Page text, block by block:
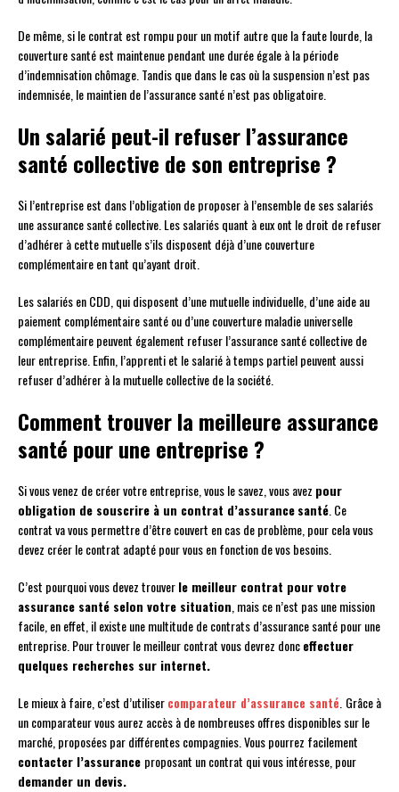
De même, si le contrat est rompu pour un motif autre que la faute lourde, la
couverture santé est maintenue pendant une durée égale à la période
d’indemnisation chômage. Tandis que dans le cas où la suspension n’est pas
indemnisée, le maintien de l’assurance santé n’est pas obligatoire.
Un salarié peut-il refuser l’assurance
santé collective de son entreprise ?
Si l’entreprise est dans l’obligation de proposer à l’ensemble de ses salariés
une assurance santé collective. Les salariés quant à eux ont le droit de refuser
d’adhérer à cette mutuelle s’ils disposent déjà d’une couverture
complémentaire en tant qu’ayant droit.
Les salariés en CDD, qui disposent d’une mutuelle individuelle, d’une aide au
paiement complémentaire santé ou d’une couverture maladie universelle
complémentaire peuvent également refuser l’assurance santé collective de
leur entreprise. Enfin, l’apprenti et le salarié à temps partiel peuvent aussi
refuser d’adhérer à la mutuelle collective de la société.
Comment trouver la meilleure assurance
santé pour une entreprise ?
Si vous venez de créer votre entreprise, vous le savez, vous avez pour
obligation de souscrire à un contrat d’assurancesanté . Ce
contrat va vous permettre d’être couvert en cas de problème, pour cela vous
devez créer le contrat adapté pour vous en fonction de vos besoins.
C’est pourquoi vous devez trouverle meilleur contrat pour votre
assurance santé selon votre situation , mais ce n’est pas une mission
facile, en effet, il existe une multitude de contrats d’assurance santé pour une
entreprise. Pour trouver le meilleur contrat vous devrez donceffectuer
quelques recherches sur internet.
Le mieux à faire, c’est d’utilisercomparateur d’assurance santé Grâce à
un comparateur vous aurez accès à de nombreuses offres disponibles sur le
marché, proposées par différentes compagnies. Vous pourrez facilement
contacter l’assurance proposant un contrat qui vous intéresse, pour
demander un devis.